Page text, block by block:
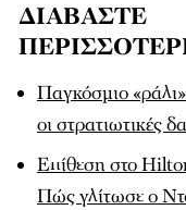
ΔΙΑΒΑΣΤΕ
Παγκόσμιο
οι στρατιωτικές
Επίθεση στο
Πώς γλίτωσε ο